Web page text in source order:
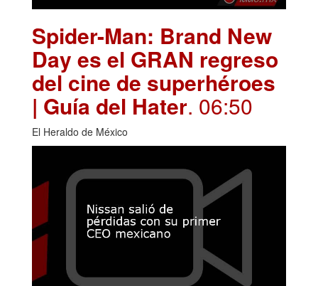
Spider-Man: Brand New
Day es el GRAN regreso
del cine de superhéroes
| Guía del Hater. 06:50
El Heraldo de México